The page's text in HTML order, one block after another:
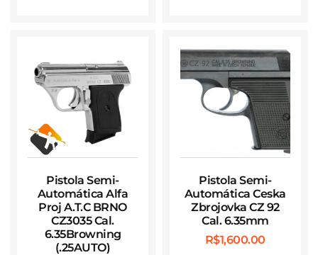
Pistola Semi-
Automática Alfa
Proj A.T.C BRNO
CZ3035 Cal.
6.35Browning
(.25AUTO)
Pistola Semi-
Automática Ceska
Zbrojovka CZ 92
Cal. 6.35mm
R$1,600.00